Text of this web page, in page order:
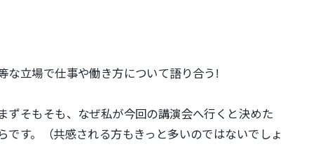
な立場で仕事や働き方について語り合う!
ずそもそも、なぜ私が今回の講演会へ行くと決めた
す。（共感される方もきっと多いのではないでしょ